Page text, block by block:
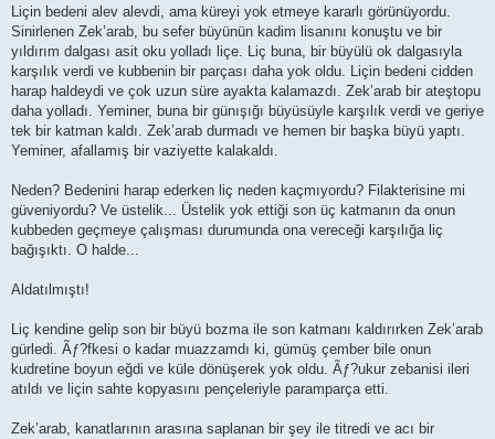
Liçin bedeni alev alevdi, ama küreyi yok etmeye kararlı görünüyordu.
Sinirlenen Zek’arab, bu sefer büyünün kadim lisanını konuştu ve bir
yıldırım dalgası asit oku yolladı liçe. Liç buna, bir büyülü ok dalgasıyla
karşılık verdi ve kubbenin bir parçası daha yok oldu. Liçin bedeni cidden
harap haldeydi ve çok uzun süre ayakta kalamazdı. Zek’arab bir ateştopu
daha yolladı. Yeminer, buna bir günışığı büyüsüyle karşılık verdi ve geriye
tek bir katman kaldı. Zek’arab durmadı ve hemen bir başka büyü yaptı.
Yeminer, afallamış bir vaziyette kalakaldı.
Neden? Bedenini harap ederken liç neden kaçmıyordu? Filakterisine mi
güveniyordu? Ve üstelik... Üstelik yok ettiği son üç katmanın da onun
kubbeden geçmeye çalışması durumunda ona vereceği karşılığa liç
bağışıktı. O halde...
Aldatılmıştı!
Liç kendine gelip son bir büyü bozma ile son katmanı kaldırırken Zek’arab
gürledi. Ãƒ?fkesi o kadar muazzamdı ki, gümüş çember bile onun
kudretine boyun eğdi ve küle dönüşerek yok oldu. Ãƒ?ukur zebanisi ileri
atıldı ve liçin sahte kopyasını pençeleriyle paramparça etti.
Zek’arab, kanatlarının arasına saplanan bir şey ile titredi ve acı bir